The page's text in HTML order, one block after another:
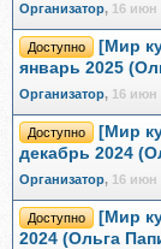
Организатор, 16 июн
Доступно
[Мир
январь 2025
Организатор, 16 июн
Доступно
[Мир
декабрь 2024
Организатор, 16 июн
Доступно
[Мир
2024 (Ольга